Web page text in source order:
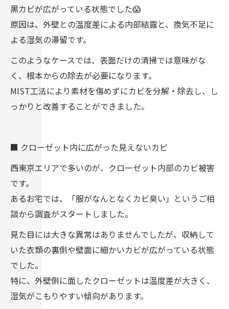
黒カビが広がっている状態でした😱
原因は、外壁との温度差による内部結露と、換気不足に
よる湿気の滞留です。
このようなケースでは、表面だけの清掃では意味がな
く、根本からの除去が必要になります。
MIST工法により素材を傷めずにカビを分解・除去し、し
っかりと改善することができました。
■ クローゼット内に広がった見えないカビ
西東京エリアで多いのが、クローゼット内部のカビ被害
です。
あるお宅では、「服がなんとなくカビ臭い」というご相
談から調査がスタートしました。
見た目には大きな異常はありませんでしたが、収納して
いた衣類の裏側や壁面に細かいカビが広がっている状態
でした。
特に、外壁側に面したクローゼットは温度差が大きく、
湿気がこもりやすい傾向があります。